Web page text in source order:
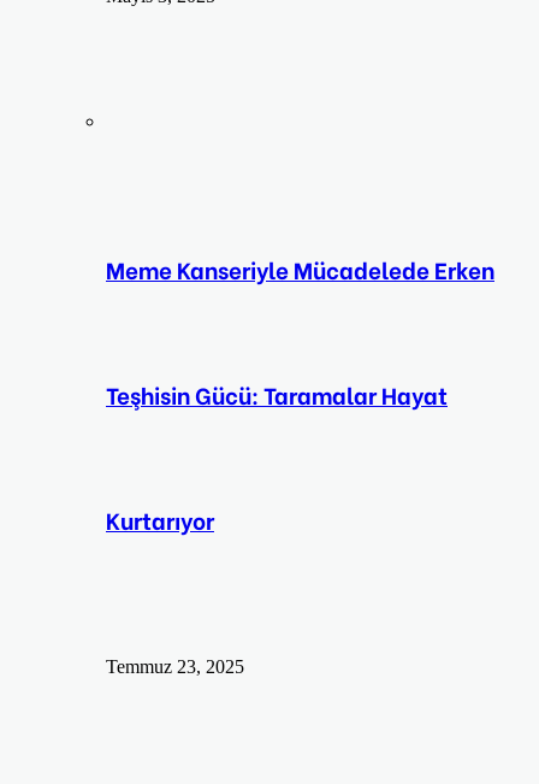
Meme Kanseriyle Mücadelede Erken
Teşhisin Gücü: Taramalar Hayat
Kurtarıyor
Temmuz 23, 2025